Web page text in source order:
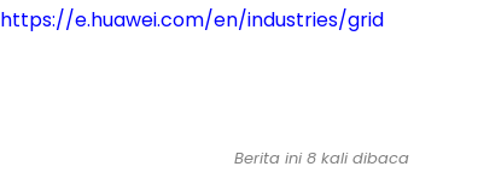
https://e.huawei.com/en/industries/grid
Berita ini 8 kali dibaca